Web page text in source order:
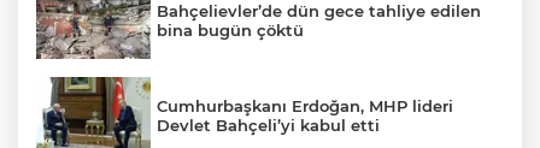
Bahçelievler’de dün gece tahliye edilen
bina bugün çöktü
Cumhurbaşkanı Erdoğan, MHP lideri
Devlet Bahçeli’yi kabul etti